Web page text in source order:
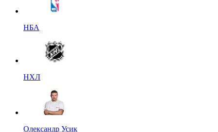
НБА
НХЛ
Олександр Усик